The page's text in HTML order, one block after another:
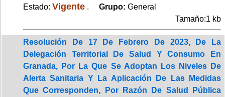
Estado: Vigente . Grupo: General
Tamaño:1 kb
Resolución De 17 De Febrero De 2023, De La
Delegación Territorial De Salud Y Consumo En
Granada, Por La Que Se Adoptan Los Niveles De
Alerta Sanitaria Y La Aplicación De Las Medidas
Que Corresponden, Por Razón De Salud Pública